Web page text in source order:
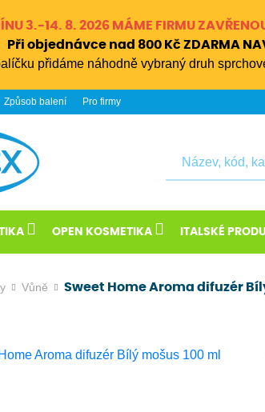
3.-14. 8. 2026 MÁME FIRMU
Při objednávce nad 800 Kč ZDARMA
přidáme náhodně vybraný druh
Způsob balení Pro firmy
Hledat
OPEN KOSMETIKA ITALSKÉ
Vůně Sweet Home Aroma difuzér